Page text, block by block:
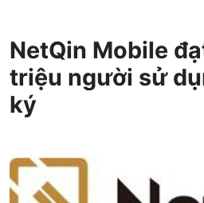
NetQin Mobile
triệu người sử
ký